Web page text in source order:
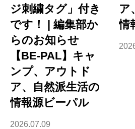
ジ刺繍タグ」付き
です！ | 編集部か
らのお知らせ
【BE-PAL】キャ
ンプ、アウトド
ア、自然派生活の
情報源ビーパル
2026.07.09
ア
情